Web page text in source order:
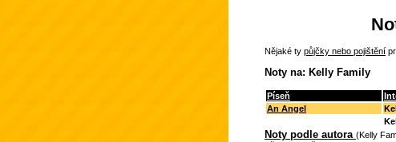
Nějaké ty půjčky nebo pojištění
Noty na: Kelly Family
Píseň
An Angel
Noty podle autora (Kelly